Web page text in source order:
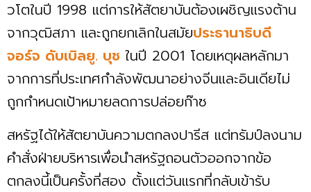
วโตในปี 1998 แต่การให้สัตยาบันต้องเผชิญแรงต้าน
จากวุฒิสภา และถูกยกเลิกในสมัยประธานาธิบดี
จอร์จ ดับเบิลยู. บุช ในปี 2001 โดยเหตุผลหลักมา
จากการที่ประเทศกำลังพัฒนาอย่างจีนและอินเดียไม่
ถูกกำหนดเป้าหมายลดการปล่อยก๊าซ
สหรัฐได้ให้สัตยาบันความตกลงปารีส แต่ทรัมป์ลงนาม
คำสั่งฝ่ายบริหารเพื่อนำสหรัฐถอนตัวออกจากข้อ
ตกลงนี้เป็นครั้งที่สอง ตั้งแต่วันแรกที่กลับเข้ารับ